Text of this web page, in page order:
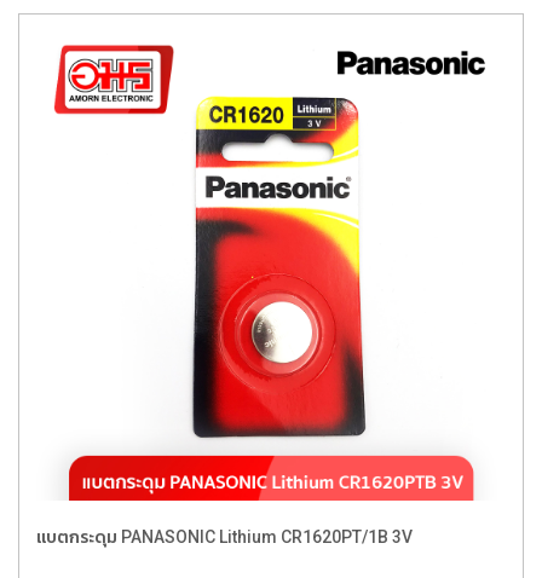
แบตกระดุม PANASONIC Lithium CR1620PT/1B 3V